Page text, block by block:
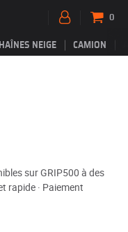
NEIGE CAMION
0
sur GRIP500 à des
rapide · Paiement